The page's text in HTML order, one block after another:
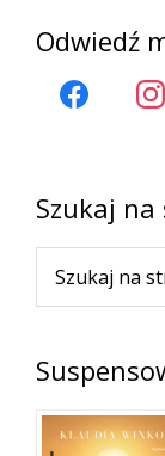
Pierwszy
panel
boczny
Odwiedź
Szukaj
na